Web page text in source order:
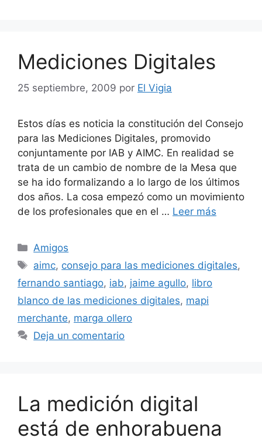
Mediciones Digitales
25 septiembre, 2009 por El Vigia
Estos días es noticia la constitución del Consejo
para las Mediciones Digitales, promovido
conjuntamente por IAB y AIMC. En realidad se
trata de un cambio de nombre de la Mesa que
se ha ido formalizando a lo largo de los últimos
dos años. La cosa empezó como un movimiento
de los profesionales que en el … Leer más
Categorías
Amigos
Etiquetas
aimc, consejo para las mediciones digitales,
fernando santiago, iab, jaime agullo, libro
blanco de las mediciones digitales, mapi
merchante, marga ollero
Deja un comentario
La medición digital
está de enhorabuena